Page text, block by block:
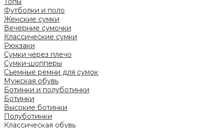
Футболки и поло
Женские сумки
Вечерние сумочки
Классические сумки
Рюкзаки
Сумки через плечо
Сумки-шопперы
Съемные ремни для сумок
Мужская обувь
Ботинки и полуботинки
Ботинки
Высокие ботинки
Полуботинки
Классическая обувь